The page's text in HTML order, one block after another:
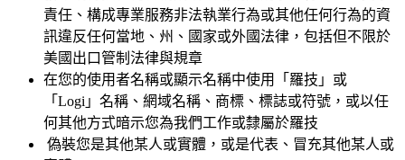
責任、構成專業服務非法執業行為或其他任何行為的資
訊違反任何當地、州、國家或外國法律，包括但不限於
美國出口管制法律與規章
在您的使用者名稱或顯示名稱中使用「羅技」或
「Logi」名稱、網域名稱、商標、標誌或符號，或以任
何其他方式暗示您為我們工作或隸屬於羅技
偽裝您是其他某人或實體，或是代表、冒充其他某人或